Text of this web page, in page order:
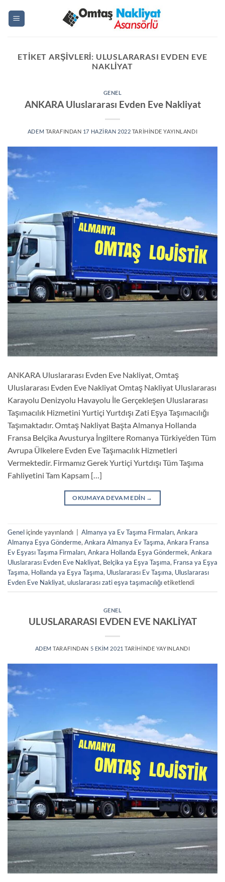
ETIKET ARŞIVLERI: ULUSLARARASI EVDEN EVE
NAKLIYAT
GENEL
ANKARA Uluslararası Evden Eve Nakliyat
ADEM TARAFINDAN 17 HAZIRAN 2022 TARIHINDE YAYINLANDI
ANKARA Uluslararası Evden Eve Nakliyat, Omtaş
Uluslararası Evden Eve Nakliyat Omtaş Nakliyat Uluslararası
Karayolu Denizyolu Havayolu İle Gerçekleşen Uluslararası
Taşımacılık Hizmetini Yurtiçi Yurtdışı Zati Eşya Taşımacılığı
Taşımaktadır. Omtaş Nakliyat Başta Almanya Hollanda
Fransa Belçika Avusturya İngiltere Romanya Türkiye’den Tüm
Avrupa Ülkelere Evden Eve Taşımacılık Hizmetleri
Vermektedir. Firmamız Gerek Yurtiçi Yurtdışı Tüm Taşıma
Fahliyetini Tam Kapsam […]
OKUMAYA DEVAM EDIN →
Genel içinde yayınlandı Almanya ya Ev Taşıma Firmaları, Ankara
Almanya Eşya Gönderme, Ankara Almanya Ev Taşıma, Ankara Fransa
Ev Eşyası Taşıma Firmaları, Ankara Hollanda Eşya Göndermek, Ankara
Uluslararası Evden Eve Nakliyat, Belçika ya Eşya Taşıma, Fransa ya Eşya
Taşıma, Hollanda ya Eşya Taşıma, Uluslararası Ev Taşıma, Uluslararası
Evden Eve Nakliyat, uluslararası zati eşya taşımacılığıetiketlendi
GENEL
ULUSLARARASI EVDEN EVE NAKLİYAT
ADEM TARAFINDAN 5 EKIM 2021 TARIHINDE YAYINLANDI